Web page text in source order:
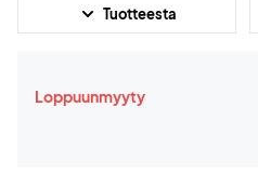
Tuotteesta
Loppuunmyyty